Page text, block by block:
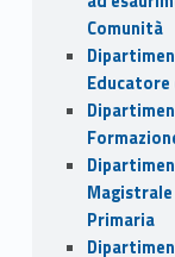
Comunità
Educatore
Magistrale
Primaria